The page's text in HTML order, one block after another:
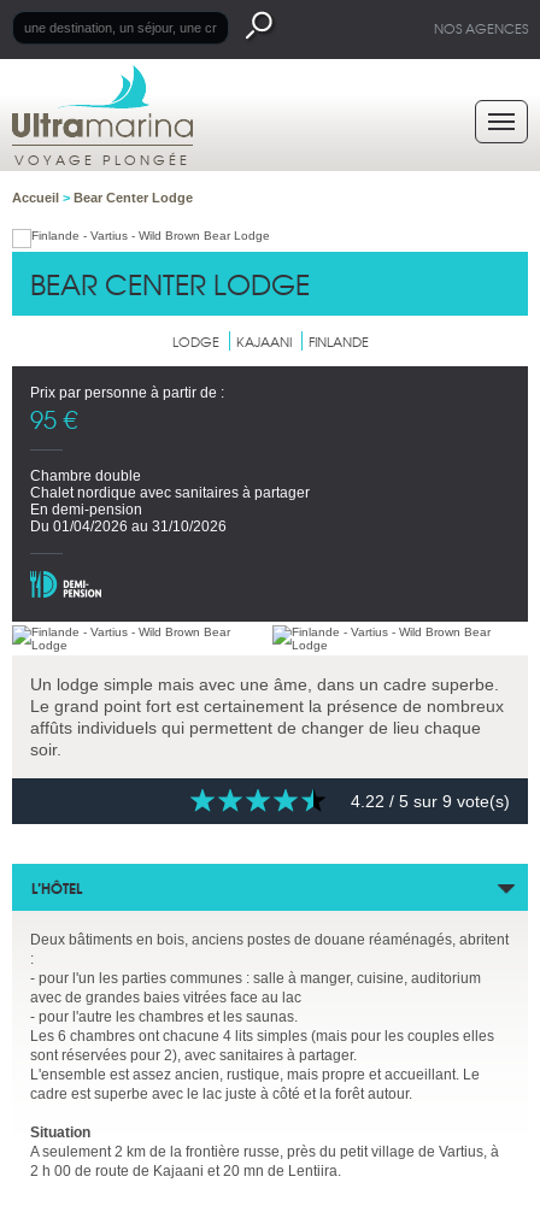
NOS AGENCES
VOYAGE PLONGÉE
Accueil > Bear Center Lodge
BEAR CENTER LODGE
LODGE KAJAANI FINLANDE
Prix par personne à partir de :
95 €
Chambre double
Chalet nordique avec sanitaires à partager
En demi-pension
Du 01/04/2026 au 31/10/2026
Un lodge simple mais avec une âme, dans un cadre superbe.
Le grand point fort est certainement la présence de nombreux
affûts individuels qui permettent de changer de lieu chaque
soir.
4.22 / 5 sur 9 vote(s)
L’HÔTEL
Deux bâtiments en bois, anciens postes de douane réaménagés, abritent
:
- pour l'un les parties communes : salle à manger, cuisine, auditorium
avec de grandes baies vitrées face au lac
- pour l'autre les chambres et les saunas.
Les 6 chambres ont chacune 4 lits simples (mais pour les couples elles
sont réservées pour 2), avec sanitaires à partager.
L'ensemble est assez ancien, rustique, mais propre et accueillant. Le
cadre est superbe avec le lac juste à côté et la forêt autour.
Situation
A seulement 2 km de la frontière russe, près du petit village de Vartius, à
2 h 00 de route de Kajaani et 20 mn de Lentiira.